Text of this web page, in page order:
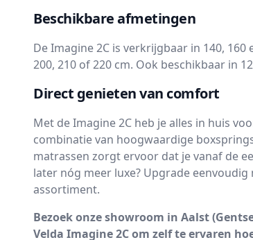
Beschikbare afmetingen
De Imagine 2C is verkrijgbaar in 140,
200, 210 of 220 cm. Ook beschikbaar in
Direct genieten van comfort
Met de Imagine 2C heb je alles in huis
combinatie van hoogwaardige
matrassen zorgt ervoor dat je vanaf de
later nóg meer luxe? Upgrade
assortiment.
Bezoek onze showroom in Aalst
Velda Imagine 2C om zelf te ervaren